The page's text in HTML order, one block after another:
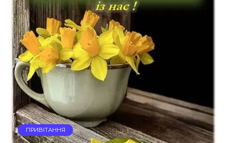
ПРИВІТАННЯ